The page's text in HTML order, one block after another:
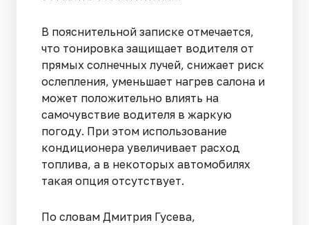
В пояснительной записке отмечается,
что тонировка защищает водителя от
прямых солнечных лучей, снижает риск
ослепления, уменьшает нагрев салона и
может положительно влиять на
самочувствие водителя в жаркую
погоду. При этом использование
кондиционера увеличивает расход
топлива, а в некоторых автомобилях
такая опция отсутствует.
По словам Дмитрия Гусева,